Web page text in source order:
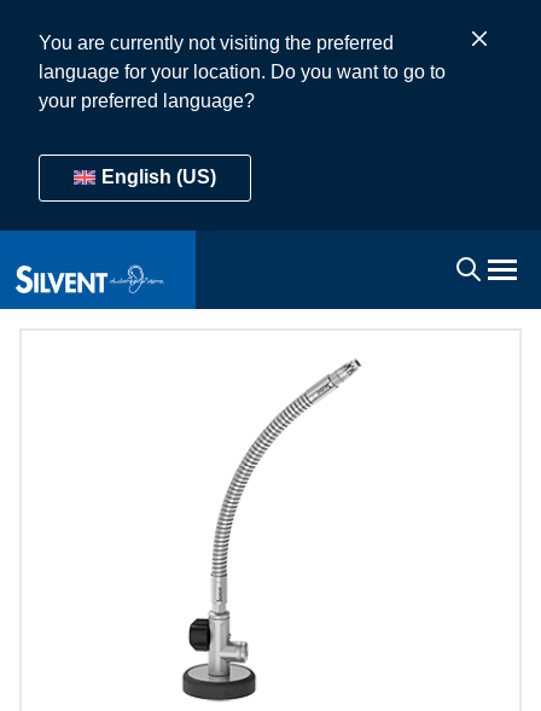
You are currently not visiting the preferred
language for your location. Do you want to go to
your preferred language?
English (US)